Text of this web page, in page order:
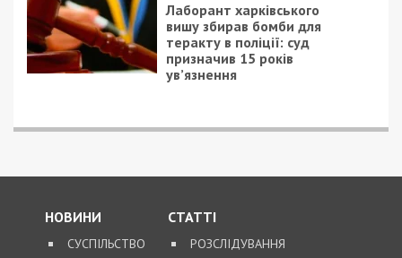
Лаборант харківського
вишу збирав бомби для
теракту в поліції: суд
призначив 15 років
ув’язнення
НОВИНИ
СУСПІЛЬСТВО
СТАТТІ
РОЗСЛІДУВАННЯ